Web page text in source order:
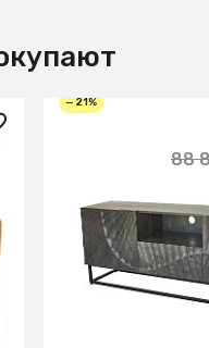
— 21%
88
Платина